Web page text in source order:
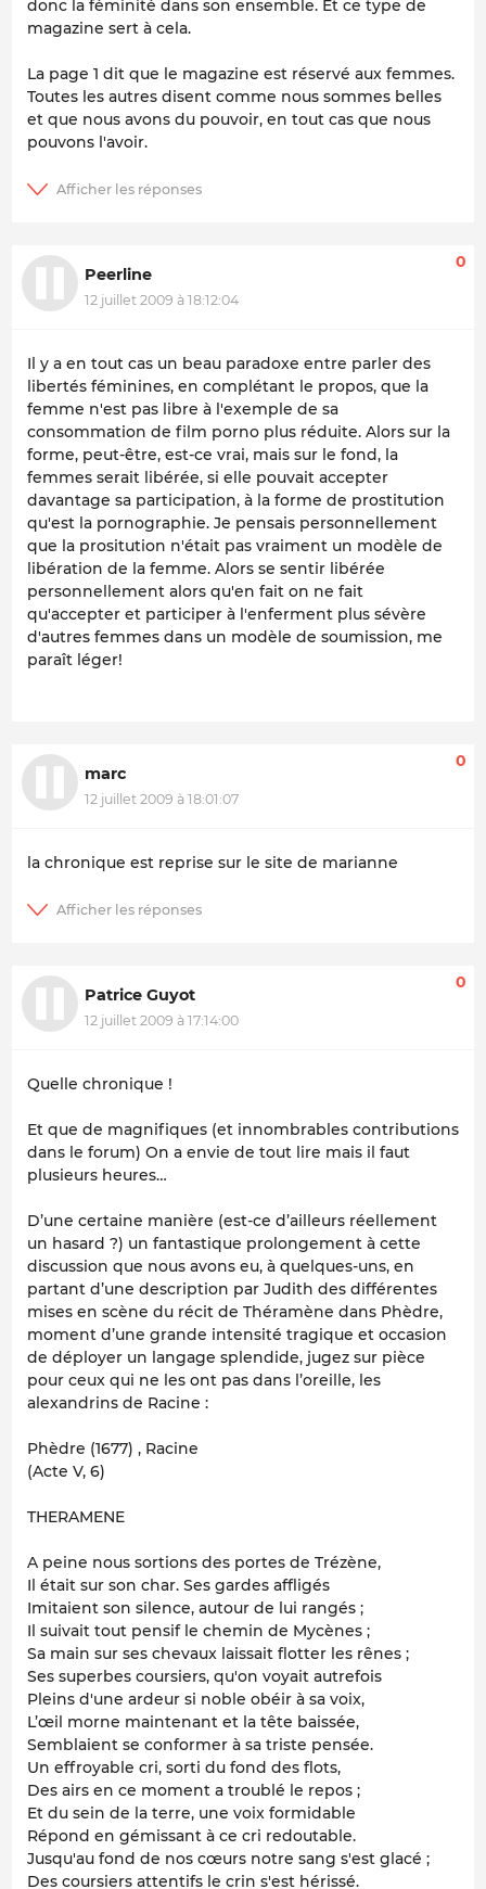
donc la féminité dans son ensemble. Et ce type de
magazine sert à cela.
La page 1 dit que le magazine est réservé aux femmes.
Toutes les autres disent comme nous sommes belles
et que nous avons du pouvoir, en tout cas que nous
pouvons l'avoir.
Peerline
12 juillet 2009 à 18:12:04
0
Il y a en tout cas un beau paradoxe entre parler des
libertés féminines, en complétant le propos, que la
femme n'est pas libre à l'exemple de sa
consommation de film porno plus réduite. Alors sur la
forme, peut-être, est-ce vrai, mais sur le fond, la
femmes serait libérée, si elle pouvait accepter
davantage sa participation, à la forme de prostitution
qu'est la pornographie. Je pensais personnellement
que la prositution n'était pas vraiment un modèle de
libération de la femme. Alors se sentir libérée
personnellement alors qu'en fait on ne fait
qu'accepter et participer à l'enferment plus sévère
d'autres femmes dans un modèle de soumission, me
paraît léger!
marc
12 juillet 2009 à 18:01:07
0
la chronique est reprise sur le site de marianne
Patrice Guyot
12 juillet 2009 à 17:14:00
0
Quelle chronique !
Et que de magnifiques (et innombrables contributions
dans le forum) On a envie de tout lire mais il faut
plusieurs heures…
D’une certaine manière (est-ce d’ailleurs réellement
un hasard ?) un fantastique prolongement à cette
discussion que nous avons eu, à quelques-uns, en
partant d’une description par Judith des différentes
mises en scène du récit de Théramène dans Phèdre,
moment d’une grande intensité tragique et occasion
de déployer un langage splendide, jugez sur pièce
pour ceux qui ne les ont pas dans l’oreille, les
alexandrins de Racine :
Phèdre (1677) , Racine
(Acte V, 6)
THERAMENE
A peine nous sortions des portes de Trézène,
Il était sur son char. Ses gardes affligés
Imitaient son silence, autour de lui rangés ;
Il suivait tout pensif le chemin de Mycènes ;
Sa main sur ses chevaux laissait flotter les rênes ;
Ses superbes coursiers, qu'on voyait autrefois
Pleins d'une ardeur si noble obéir à sa voix,
L’œil morne maintenant et la tête baissée,
Semblaient se conformer à sa triste pensée.
Un effroyable cri, sorti du fond des flots,
Des airs en ce moment a troublé le repos ;
Et du sein de la terre, une voix formidable
Répond en gémissant à ce cri redoutable.
Jusqu'au fond de nos cœurs notre sang s'est glacé ;
Des coursiers attentifs le crin s'est hérissé.